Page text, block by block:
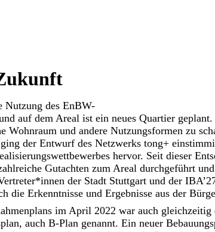
Nutzung des EnBW-
auf dem Areal ist ein neues Quartier
Wohnraum und andere Nutzungsformen zu
der Entwurf des Netzwerks tong+
hervor. Seit dieser
Gutachten zum Areal durchgeführt
der Stadt Stuttgart und der
die Erkenntnisse und Ergebnisse aus der
im April 2022 war auch gleichzeitig
auch B-Plan genannt. Ein neuer